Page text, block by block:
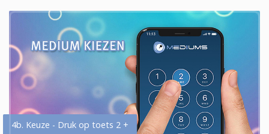
4b. Keuze - Druk op toets 2 +